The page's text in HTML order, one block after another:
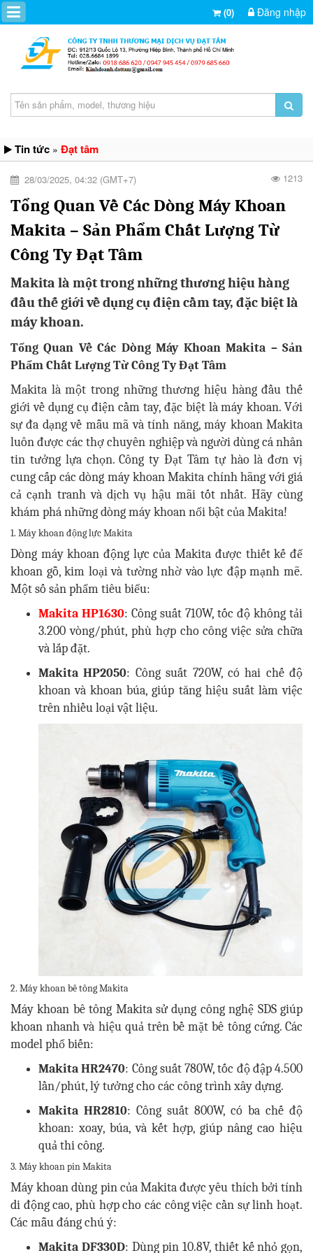
(0) Đăng nhập
Tin tức » Đạt tâm
28/03/2025, 04:32 (GMT+7) 1213
Tổng Quan Về Các Dòng Máy Khoan
Makita – Sản Phẩm Chất Lượng Từ
Công Ty Đạt Tâm
Makita là một trong những thương hiệu hàng
đầu thế giới về dụng cụ điện cầm tay, đặc biệt là
máy khoan.
Tổng Quan Về Các Dòng Máy Khoan Makita – Sản
Phẩm Chất Lượng Từ Công Ty Đạt Tâm
Makita là một trong những thương hiệu hàng đầu thế
giới về dụng cụ điện cầm tay, đặc biệt là máy khoan. Với
sự đa dạng về mẫu mã và tính năng, máy khoan Makita
luôn được các thợ chuyên nghiệp và người dùng cá nhân
tin tưởng lựa chọn. Công ty Đạt Tâm tự hào là đơn vị
cung cấp các dòng máy khoan Makita chính hãng với giá
cả cạnh tranh và dịch vụ hậu mãi tốt nhất. Hãy cùng
khám phá những dòng máy khoan nổi bật của Makita!
1. Máy khoan động lực Makita
Dòng máy khoan động lực của Makita được thiết kế để
khoan gỗ, kim loại và tường nhờ vào lực đập mạnh mẽ.
Một số sản phẩm tiêu biểu:
Makita HP1630: Công suất 710W, tốc độ không tải
3.200 vòng/phút, phù hợp cho công việc sửa chữa
và lắp đặt.
Makita HP2050: Công suất 720W, có hai chế độ
khoan và khoan búa, giúp tăng hiệu suất làm việc
trên nhiều loại vật liệu.
2. Máy khoan bê tông Makita
Máy khoan bê tông Makita sử dụng công nghệ SDS giúp
khoan nhanh và hiệu quả trên bề mặt bê tông cứng. Các
model phổ biến:
Makita HR2470: Công suất 780W, tốc độ đập 4.500
lần/phút, lý tưởng cho các công trình xây dựng.
Makita HR2810: Công suất 800W, có ba chế độ
khoan: xoay, búa, và kết hợp, giúp nâng cao hiệu
quả thi công.
3. Máy khoan pin Makita
Máy khoan dùng pin của Makita được yêu thích bởi tính
di động cao, phù hợp cho các công việc cần sự linh hoạt.
Các mẫu đáng chú ý:
Makita DF330D: Dùng pin 10.8V, thiết kế nhỏ gọn,